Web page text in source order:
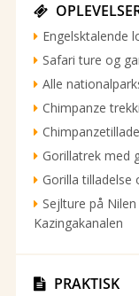

Engelsktalende
Safari ture og
Alle
Chimpanze
Gorillatrek med
Gorilla tilladelse
Sejlture på
Kazingakanalen
 PRAKTISK